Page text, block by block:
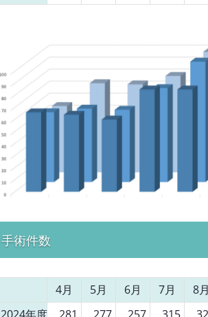
手術件数
4月 5月 6月 7月
8